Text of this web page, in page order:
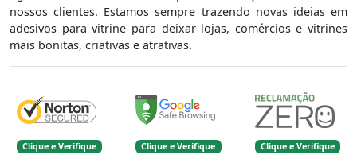
nossos clientes. Estamos sempre trazendo novas ideias em
adesivos para vitrine para deixar lojas, comércios e vitrines
mais bonitas, criativas e atrativas.
Clique e Verifique Clique e Verifique Clique e Verifique